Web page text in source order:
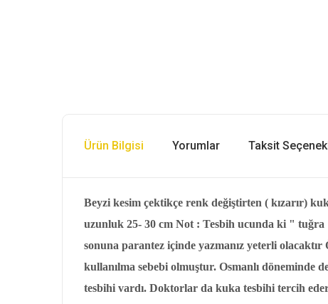
Ürün Bilgisi Yorumlar Taksit
Beyzi kesim çektikçe renk değiştirten ( kızarır)
uzunluk 25- 30 cm Not : Tesbih ucunda ki " tuğra
sonuna parantez içinde yazmanız yeterli
kullanılma sebebi olmuştur. Osmanlı döneminde
tesbihi vardı. Doktorlar da kuka tesbihi tercih